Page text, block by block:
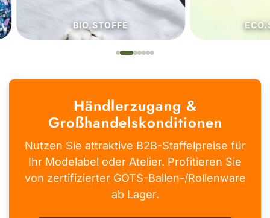
BIO.STOFFE
Händlerzugang &
Großhandelskonditionen
Nutzen Sie attraktive B2B-Staffelpreise für
Ihr Modelabel oder Atelier. Profitieren Sie
von zertifizierter GOTS-Ballen-/Rollenware
ab Lager.